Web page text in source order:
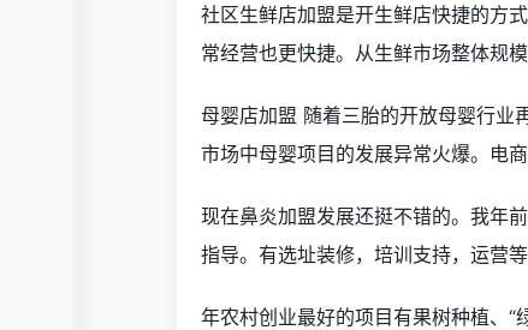
社区生鲜店加盟是开生鲜店快捷的方
常经营也更快捷。从生鲜市场整体规
母婴店加盟 随着三胎的开放母婴行
市场中母婴项目的发展异常火爆。电
现在鼻炎加盟发展还挺不错的。我年
指导。有选址装修，培训支持，运营
年农村创业最好的项目有果树种植、“